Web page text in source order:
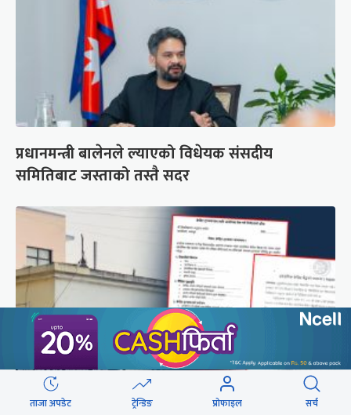
प्रधानमन्त्री बालेनले ल्याएको विधेयक संसदीय
समितिबाट जस्ताको तस्तै सदर
ताजा अपडेट ट्रेन्डिङ प्रोफाइल सर्च